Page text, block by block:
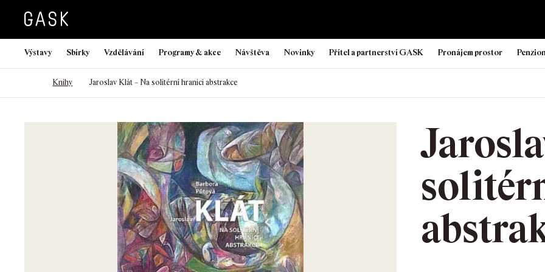
Výstavy Sbírky Vzdělávání Programy & akce Návštěva Novinky Přítel a partnerství GASK Pronájem prostor
DomůKnihy Jaroslav Klát – Na solitérní hranici abstrakce